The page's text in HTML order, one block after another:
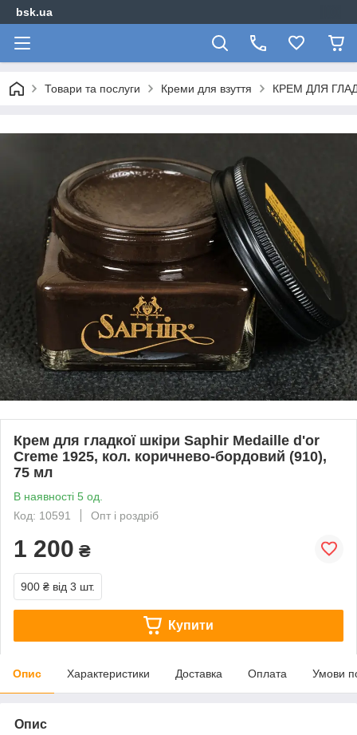
bsk.ua
Товари та послуги Креми для взуття КРЕМ ДЛЯ
Крем для гладкої шкіри Saphir Medaille d'or
Creme 1925, кол. коричнево-бордовий (910),
75 мл
В наявності 5 од.
Код: 10591
Опт і роздріб
1 200 ₴
900 ₴ від 3 шт.
Купити
Опис Характеристики Доставка Оплата Умови
Опис